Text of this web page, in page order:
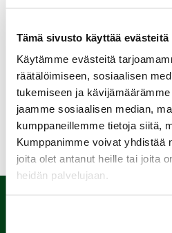
Tämä sivusto käyttää evästeitä
Käytämme evästeitä
räätälöimiseen, sosiaalisen
tukemiseen ja
jaamme sosiaalisen median,
kumppaneillemme tietoja siitä,
Kumppanimme voivat yhdistää
joita olet antanut heille tai joita
heidän palvelujaan.
Green Card kurssi Ke 12.8. klo
13.08.
Kaikki tapahtumat >>